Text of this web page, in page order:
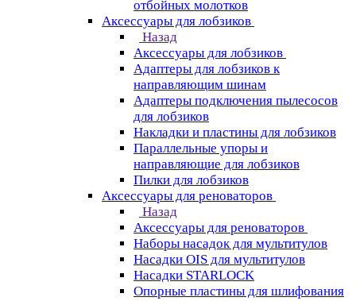
отбойных молотков
Аксессуары для лобзиков
Назад
Аксессуары для лобзиков
Адаптеры для лобзиков к
направляющим шинам
Адаптеры подключения пылесосов
для лобзиков
Накладки и пластины для лобзиков
Параллельные упоры и
направляющие для лобзиков
Пилки для лобзиков
Аксессуары для реноваторов
Назад
Аксессуары для реноваторов
Наборы насадок для мультитулов
Насадки OIS для мультитулов
Насадки STARLOCK
Опорные пластины для шлифования